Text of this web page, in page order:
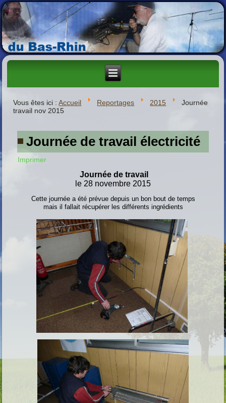
Vous êtes ici :Accueil Reportages 2015
Journée
travail nov 2015
Journée de travail électricité
Imprimer
Journée de travail
le 28 novembre 2015
Cette journée a été prévue depuis un bon bout de temps
mais il fallait récupérer les différents ingrédients